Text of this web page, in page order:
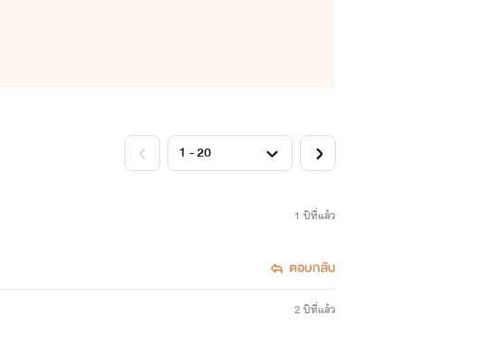
1 ปีที่แล้ว
ตอบกลับ
2 ปีที่แล้ว